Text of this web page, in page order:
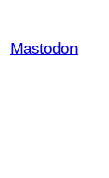
Mastodon